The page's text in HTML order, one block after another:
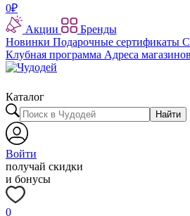
0₽
Акции
Бренды
Новинки Подарочные сертификаты
Клубная программа Адреса магазинов
Каталог
Найти
Войти
получай скидки
и бонусы
0